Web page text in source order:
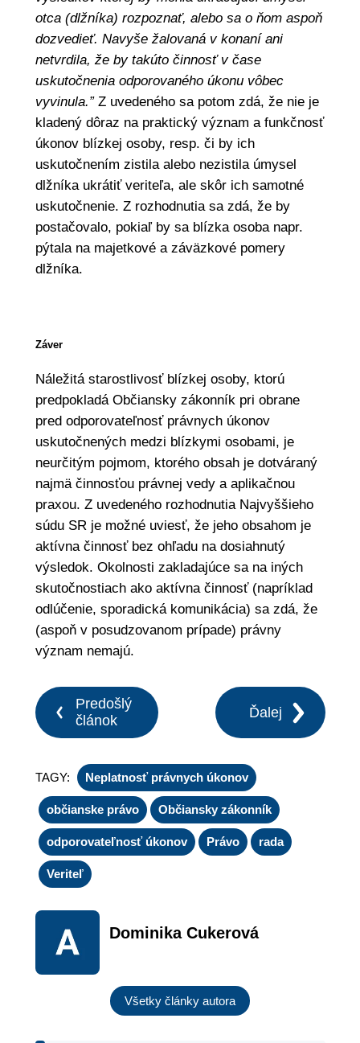
otca (dlžníka) rozpoznať, alebo sa o ňom aspoň
dozvedieť. Navyše žalovaná v konaní ani
netvrdila, že by takúto činnosť v čase
uskutočnenia odporovaného úkonu vôbec
vyvinula.”Z uvedeného sa potom zdá, že nie je
kladený dôraz na praktický význam a funkčnosť
úkonov blízkej osoby, resp. či by ich
uskutočnením zistila alebo nezistila úmysel
dlžníka ukrátiť veriteľa, ale skôr ich samotné
uskutočnenie. Z rozhodnutia sa zdá, že by
postačovalo, pokiaľ by sa blízka osoba napr.
pýtala na majetkové a záväzkové pomery
dlžníka.
Záver
Náležitá starostlivosť blízkej osoby, ktorú
predpokladá Občiansky zákonník pri obrane
pred odporovateľnosť právnych úkonov
uskutočnených medzi blízkymi osobami, je
neurčitým pojmom, ktorého obsah je dotváraný
najmä činnosťou právnej vedy a aplikačnou
praxou. Z uvedeného rozhodnutia Najvyššieho
súdu SR je možné uviesť, že jeho obsahom je
aktívna činnosť bez ohľadu na dosiahnutý
výsledok. Okolnosti zakladajúce sa na iných
skutočnostiach ako aktívna činnosť (napríklad
odlúčenie, sporadická komunikácia) sa zdá, že
(aspoň v posudzovanom prípade) právny
význam nemajú.
Predošlý
článok
Ďalej
TAGY: Neplatnosť právnych úkonov
občianske právo Občiansky zákonník
odporovateľnosť úkonov Právo rada
Veriteľ
Dominika Cukerová
Všetky články autora